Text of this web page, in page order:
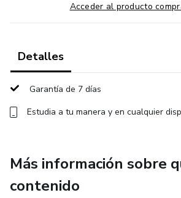
Acceder al producto
Detalles
Garantía de 7 días
Estudia a tu manera y en cualquier
Más información sobre
contenido